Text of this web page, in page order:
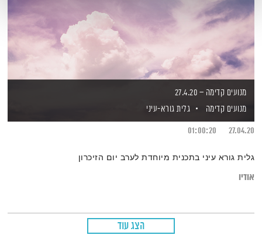
מנועים קדימה – 27.4.20
מנועים קדימה
גלית גורא-עיני
27.04.20
01:00:20
גלית גורא עיני בתכנית מיוחדת לערב יום הזיכרון
אודיו
הצג עוד